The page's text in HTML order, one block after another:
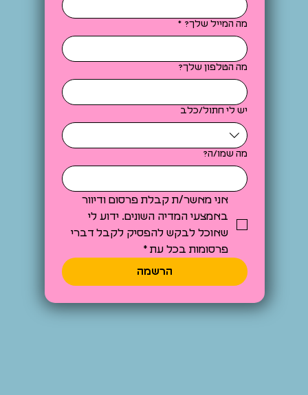
מה המייל שלך? *
מה הטלפון שלך?
יש לי חתול/כלב
מה שמו/ה?
אני מאשר/ת קבלת פרסום ודיוור
באמצעי המדיה השונים. ידוע לי
שאוכל לבקש להפסיק לקבל דברי
פרסומות בכל עת *
הרשמה